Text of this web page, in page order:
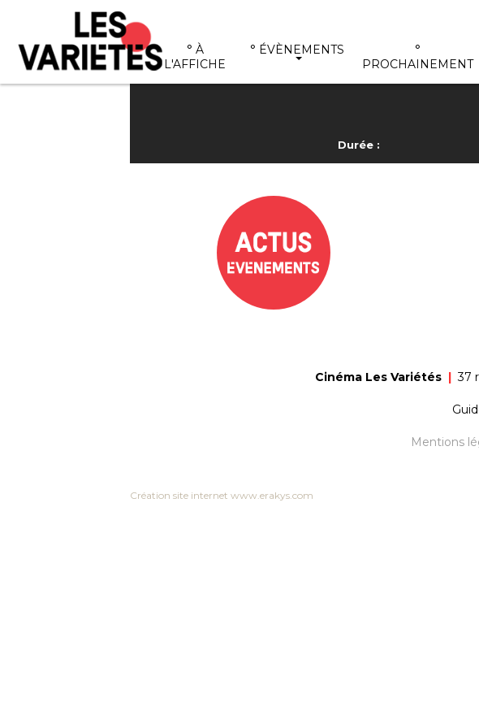
° À
L'AFFICHE
° ÉVÈNEMENTS
°
PROCHAINEMENT
Durée :
Cinéma Les Variétés | 37
Mentions
Création site internet www.erakys.com